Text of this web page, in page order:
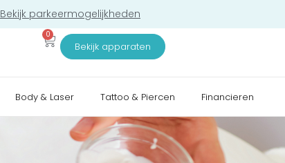
Bekijk parkeermogelijkheden
0
Bekijk apparaten
Body & Laser Tattoo & Piercen Financieren